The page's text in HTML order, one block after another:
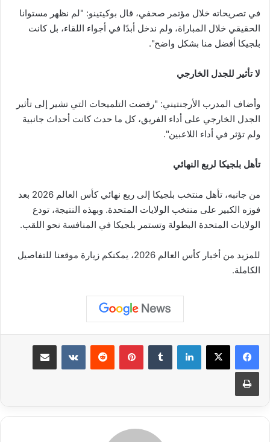
في تصريحاته خلال مؤتمر صحفي، قال بوكيتينو: "لم نظهر مستوانا
الحقيقي خلال المباراة، ولم ندخل أبدًا في أجواء اللقاء، بل كانت
بلجيكا أفضل منا بشكل واضح".
لا تأثير للجدل الخارجي
وأضاف المدرب الأرجنتيني: "رفضت التلميحات التي تشير إلى تأثير
الجدل الخارجي على أداء الفريق، كل ما حدث كانت أحداث جانبية
ولم تؤثر في أداء اللاعبين".
تأهل بلجيكا لربع النهائي
من جانبه، تأهل منتخب بلجيكا إلى ربع نهائي كأس العالم 2026 بعد
فوزه الكبير على منتخب الولايات المتحدة. وبهذه النتيجة، تودع
الولايات المتحدة البطولة وتستمر بلجيكا في المنافسة نحو اللقب.
للمزيد من أخبار كأس العالم 2026، يمكنكم زيارة موقعنا للتفاصيل
الكاملة.
لينكدإن بينتيريست مشاركة عبر البريد
طباعة